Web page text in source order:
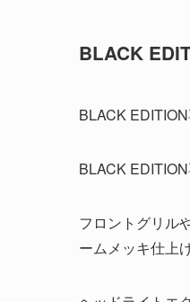
BLACK
BLACK
BLACK
フロントグリル
ームメッキ仕上